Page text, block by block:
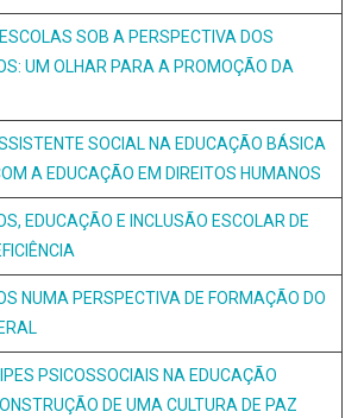
SOB A PERSPECTIVA DOS
UM OLHAR PARA A PROMOÇÃO DA
SOCIAL NA EDUCAÇÃO BÁSICA
A EDUCAÇÃO EM DIREITOS HUMANOS
EDUCAÇÃO E INCLUSÃO ESCOLAR DE
NUMA PERSPECTIVA DE FORMAÇÃO DO
PSICOSSOCIAIS NA EDUCAÇÃO
DE UMA CULTURA DE PAZ